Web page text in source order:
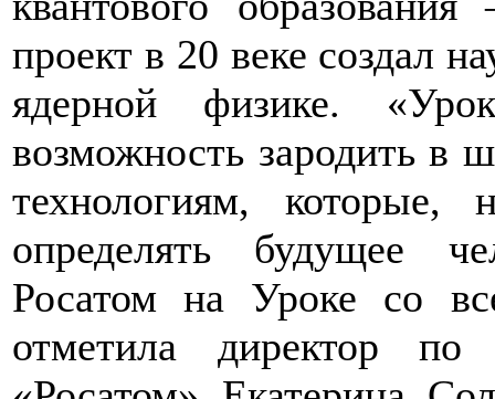
проект в 20 веке создал
ядерной физике.
возможность зародить в
технологиям, которые,
определять будущее
Росатом на Уроке со
отметила директор по